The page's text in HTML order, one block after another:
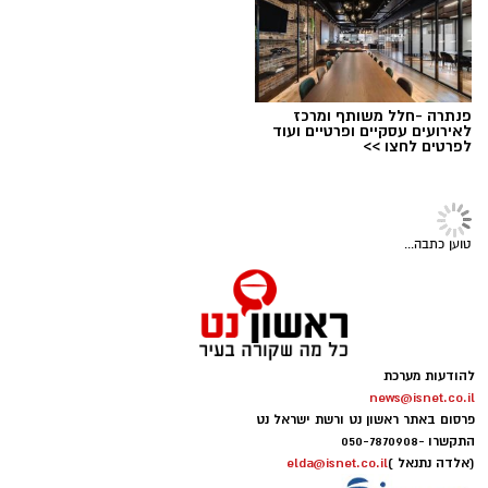
חדשותי? מצאתם טעות בכתבה? נשמח שתשתפו
אותנו
עיריית ראשון לציון
במרכז העלילה עומדת דורותי, ילדה אמיצה, והכלב
להודעות מערכת
news@isnet.co.il
פרסום באתר ראשון נט ורשת ישראל נט